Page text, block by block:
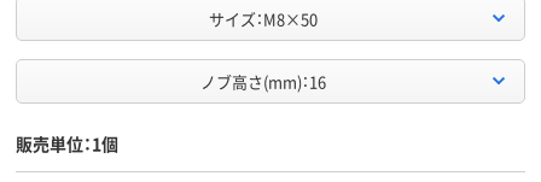
サイズ：M8×50
ノブ高さ(mm)：16
販売単位：1個